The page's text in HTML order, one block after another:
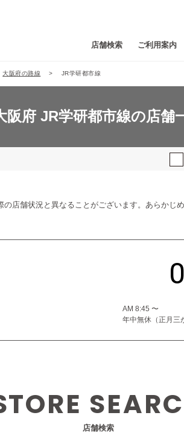
店舗検索 ご利用案内
大阪府の路線 JR学研都市線
阪府 JR学研都市線の店舗
の店舗状況と異なることがございます。あらかじめ
AM 8:45 〜
年中無休（正月三
店舗検索